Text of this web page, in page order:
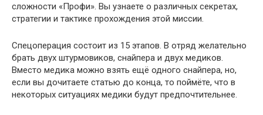
сложности «Профи». Вы узнаете о различных секретах,
стратегии и тактике прохождения этой миссии.
Спецоперация состоит из 15 этапов. В отряд желательно
брать двух штурмовиков, снайпера и двух медиков.
Вместо медика можно взять ещё одного снайпера, но,
если вы дочитаете статью до конца, то поймёте, что в
некоторых ситуациях медики будут предпочтительнее.